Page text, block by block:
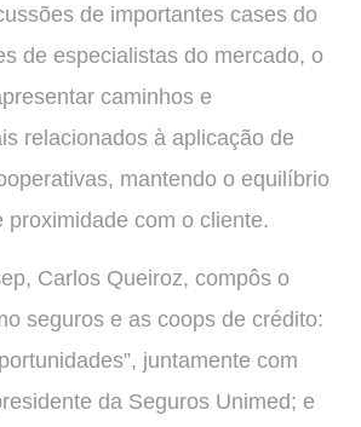
de importantes cases do
de especialistas do mercado, o
caminhos e
relacionados à aplicação de
mantendo o equilíbrio
proximidade com o cliente.
Carlos Queiroz, compôs o
seguros e as coops de crédito:
juntamente com
da Seguros Unimed; e